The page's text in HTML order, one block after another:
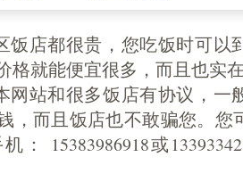
都很贵，您吃饭时可以
格就能便宜很多，而且也实
和很多饭店有协议，一
，而且饭店也不敢骗您。您
： 15383986918或